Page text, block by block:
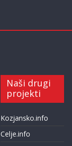
Naši drugi
projekti
Kozjansko.info
Celje.info